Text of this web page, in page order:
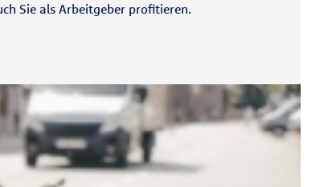
Sie als Arbeitgeber profitieren.